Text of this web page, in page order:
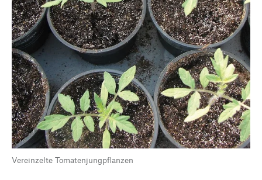
Vereinzelte Tomatenjungpflanzen